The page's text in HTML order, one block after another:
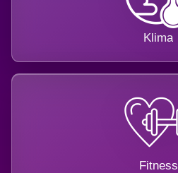
Klima
Fitness